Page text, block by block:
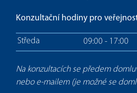
Konzultační hodiny pro
Středa 09:00 - 17:00
Na konzultacích se předem
nebo e-mailem (je možné se